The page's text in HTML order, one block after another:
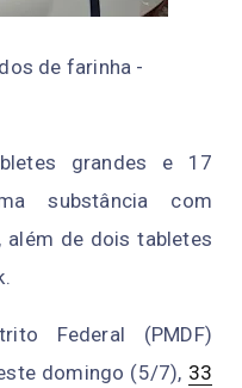
de farinha -
grandes e 17
substância com
além de dois tabletes
Federal (PMDF)
domingo (5/7), 33